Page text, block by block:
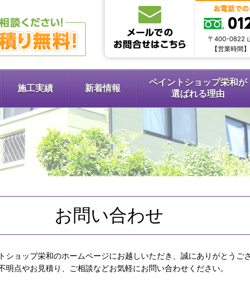
〒400-0822
【営業時間
施工実績 新着情報
ペイントショップ栄和が
選ばれる理由
お問い合わせ
ショップ栄和のホームページにお越しいただき、誠にありがとうござ
明点やお見積り、ご相談などお気軽にお問い合わせください。